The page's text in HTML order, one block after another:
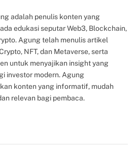
adalah penulis konten yang
edukasi seputar Web3, Blockchain,
Agung telah menulis artikel
NFT, dan Metaverse, serta
untuk menyajikan insight yang
investor modern. Agung
konten yang informatif, mudah
relevan bagi pembaca.